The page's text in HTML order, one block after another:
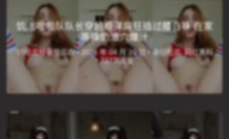
饥渴啦啦队队长穿超粗洋屌狂插过膝白袜 在家
等操奶油穴爆汁
51吃瓜轻量版瓜农 •2026 年 04 月 20 日 • 今日吃瓜, 网红黑料
•737浏览量